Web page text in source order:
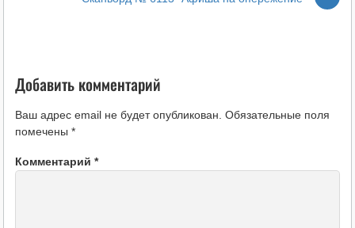
Добавить комментарий
Ваш адрес email не будет опубликован. Обязательные поля
помечены *
Комментарий *